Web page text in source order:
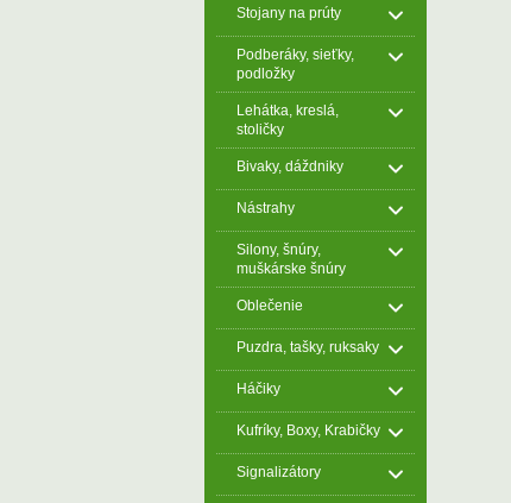
Stojany na prúty
Podberáky, sieťky,
podložky
Lehátka, kreslá,
stoličky
Bivaky, dáždniky
Nástrahy
Silony, šnúry,
muškárske šnúry
Oblečenie
Puzdra, tašky, ruksaky
Háčiky
Kufríky, Boxy, Krabičky
Signalizátory